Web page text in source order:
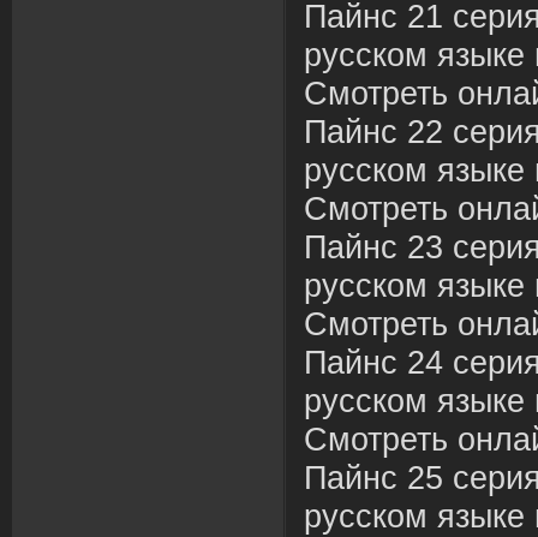
Пайнс 21
русском
Смотреть
Пайнс 22
русском
Смотреть
Пайнс 23
русском
Смотреть
Пайнс 24
русском
Смотреть
Пайнс 25
русском